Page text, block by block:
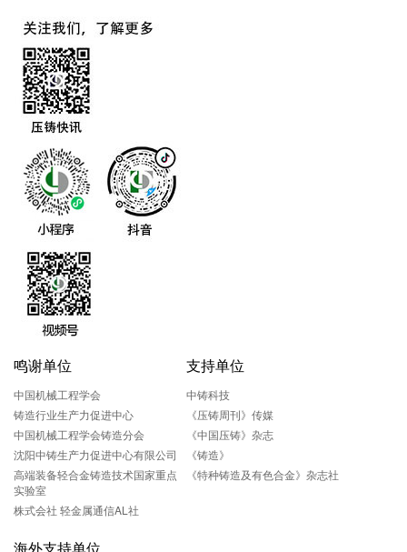
鸣谢单位
中国机械工程学会
铸造行业生产力促进中心
中国机械工程学会铸造分会
沈阳中铸生产力促进中心有限公司
高端装备轻合金铸造技术国家重点
实验室
株式会社 轻金属通信AL社
支持单位
中铸科技
《压铸周刊》传媒
《中国压铸》杂志
《铸造》
《特种铸造及有色合金》杂志社